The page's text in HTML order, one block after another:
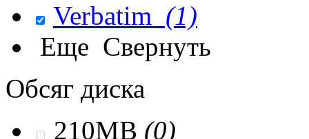
Verbatim (1)
Еще Свернуть
Обсяг диска
210MB (0)